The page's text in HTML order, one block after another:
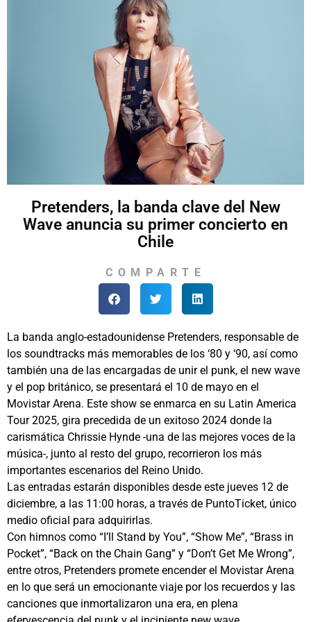
Pretenders, la banda clave del New
Wave anuncia su primer concierto en
Chile
COMPARTE
La banda anglo-estadounidense Pretenders, responsable de
los soundtracks más memorables de los ‘80 y ‘90, así como
también una de las encargadas de unir el punk, el new wave
y el pop británico, se presentará el 10 de mayo en el
Movistar Arena. Este show se enmarca en su Latin America
Tour 2025, gira precedida de un exitoso 2024 donde la
carismática Chrissie Hynde -una de las mejores voces de la
música-, junto al resto del grupo, recorrieron los más
importantes escenarios del Reino Unido.
Las entradas estarán disponibles desde este jueves 12 de
diciembre, a las 11:00 horas, a través de PuntoTicket, único
medio oficial para adquirirlas.
Con himnos como “I’ll Stand by You”, “Show Me”, “Brass in
Pocket”, “Back on the Chain Gang” y “Don’t Get Me Wrong”,
entre otros, Pretenders promete encender el Movistar Arena
en lo que será un emocionante viaje por los recuerdos y las
canciones que inmortalizaron una era, en plena